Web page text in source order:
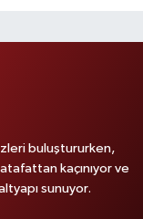
buluştururken,
kaçınıyor ve
sunuyor.